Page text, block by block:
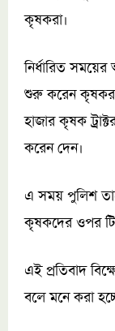
কৃষকরা।
নির্ধারিত
শুরু করেন
হাজার কৃষক
করেন দেন।
এ সময় পুলিশ
কৃষকদের ওপর
এই প্রতিবাদ
বলে মনে করা